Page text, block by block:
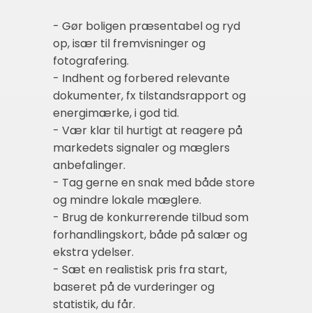
- Gør boligen præsentabel og ryd
op, især til fremvisninger og
fotografering.
- Indhent og forbered relevante
dokumenter, fx tilstandsrapport og
energimærke, i god tid.
- Vær klar til hurtigt at reagere på
markedets signaler og mæglers
anbefalinger.
- Tag gerne en snak med både store
og mindre lokale mæglere.
- Brug de konkurrerende tilbud som
forhandlingskort, både på salær og
ekstra ydelser.
- Sæt en realistisk pris fra start,
baseret på de vurderinger og
statistik, du får.